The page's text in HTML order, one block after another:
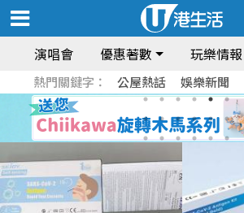
演唱會 優惠著數 玩樂情報
熱門關鍵字： 公屋熱話 娛樂新聞